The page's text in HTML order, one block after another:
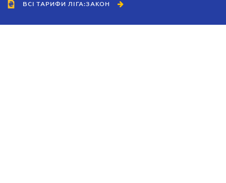
ВСІ ТАРИФИ ЛІГА:ЗАКОН